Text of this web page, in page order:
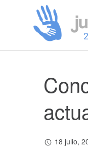
18 julio,